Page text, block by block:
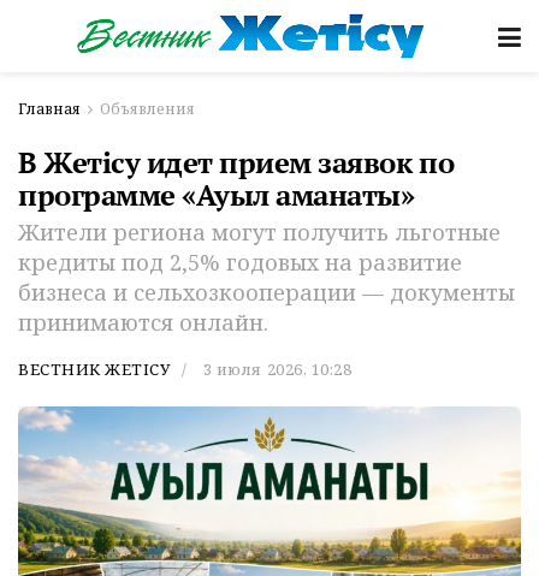
Главная Объявления
В Жетісу идет прием заявок по
программе «Ауыл аманаты»
Жители региона могут получить льготные
кредиты под 2,5% годовых на развитие
бизнеса и сельхозкооперации — документы
принимаются онлайн.
ВЕСТНИК ЖЕТІСУ 3 июля 2026, 10:28